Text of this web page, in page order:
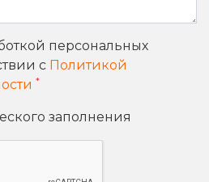
персональных
с Политикой
*
заполнения